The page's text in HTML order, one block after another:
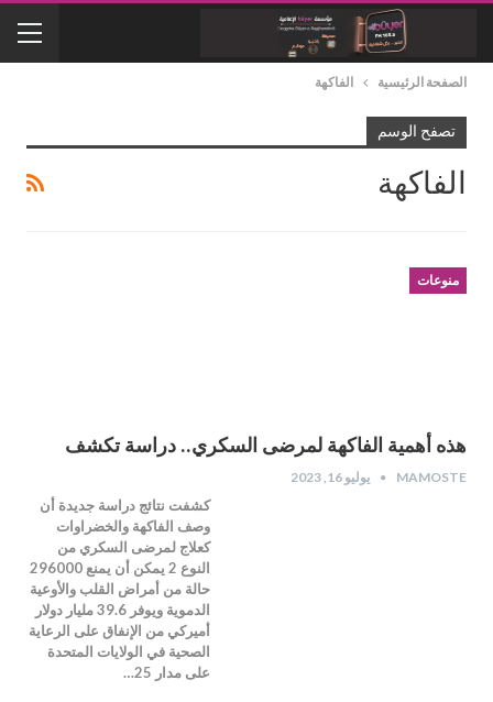
الصفحة الرئيسية الفاكهة
تصفح الوسم
الفاكهة
منوعات
هذه أهمية الفاكهة لمرضى السكري.. دراسة تكشف
MAMOSTE يوليو 16, 2023
كشفت نتائج دراسة جديدة أن
وصف الفاكهة والخضراوات
كعلاج لمرضى السكري من
النوع 2 يمكن أن يمنع 296000
حالة من أمراض القلب والأوعية
الدموية ويوفر 39.6 مليار دولار
أميركي من الإنفاق على الرعاية
الصحية في الولايات المتحدة
على مدار 25…